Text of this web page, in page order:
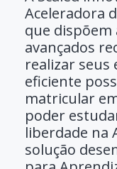
Aceleradora
que dispõem
avançados
realizar seus
eficiente
matricular
poder
liberdade na
solução